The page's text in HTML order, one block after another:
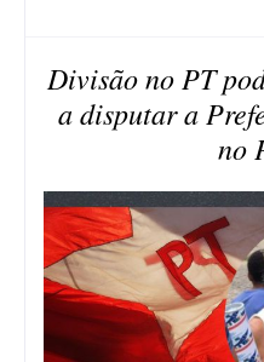
Divisão no PT
a disputar a
no